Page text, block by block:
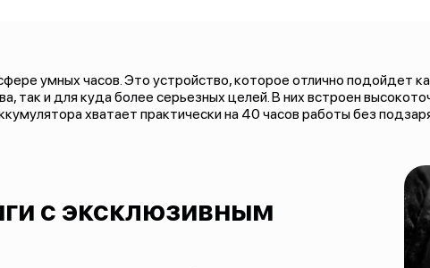
умных часов. Это устройство, которое отлично подойдет
так и для куда более серьезных целей. В них встроен
хватает практически на 40 часов работы без
с эксклюзивным